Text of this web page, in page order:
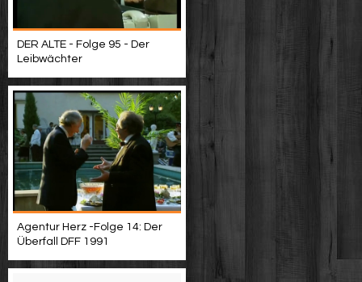
DER ALTE - Folge 95 - Der
Leibwächter
Agentur Herz -Folge 14: Der
Überfall DFF 1991